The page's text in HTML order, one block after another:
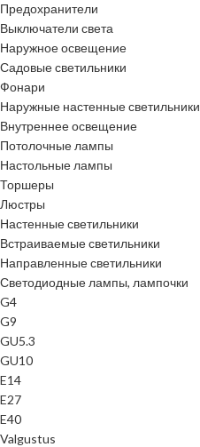
Предохранители
Выключатели света
Наружное освещение
Садовые светильники
Фонари
Наружные настенные светильники
Внутреннее освещение
Потолочные лампы
Настольные лампы
Торшеры
Люстры
Настенные светильники
Встраиваемые светильники
Направленные светильники
Светодиодные лампы, лампочки
G4
G9
GU5.3
GU10
E14
E27
E40
Valgustus